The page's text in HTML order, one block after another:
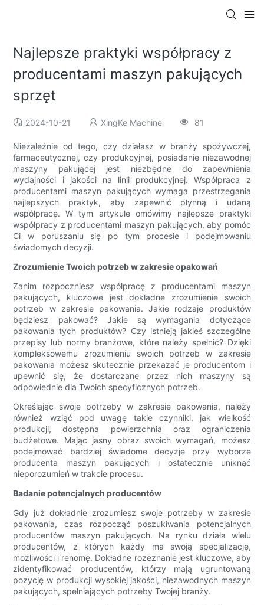
Najlepsze praktyki współpracy z
producentami maszyn pakujących
sprzęt
2024-10-21 XingKe Machine 81
Niezależnie od tego, czy działasz w branży spożywczej,
farmaceutycznej, czy produkcyjnej, posiadanie niezawodnej
maszyny pakującej jest niezbędne do zapewnienia
wydajności i jakości na linii produkcyjnej. Współpraca z
producentami maszyn pakujących wymaga przestrzegania
najlepszych praktyk, aby zapewnić płynną i udaną
współpracę. W tym artykule omówimy najlepsze praktyki
współpracy z producentami maszyn pakujących, aby pomóc
Ci w poruszaniu się po tym procesie i podejmowaniu
świadomych decyzji.
Zrozumienie Twoich potrzeb w zakresie opakowań
Zanim rozpoczniesz współpracę z producentami maszyn
pakujących, kluczowe jest dokładne zrozumienie swoich
potrzeb w zakresie pakowania. Jakie rodzaje produktów
będziesz pakować? Jakie są wymagania dotyczące
pakowania tych produktów? Czy istnieją jakieś szczególne
przepisy lub normy branżowe, które należy spełnić? Dzięki
kompleksowemu zrozumieniu swoich potrzeb w zakresie
pakowania możesz skutecznie przekazać je producentom i
upewnić się, że dostarczane przez nich maszyny są
odpowiednie dla Twoich specyficznych potrzeb.
Określając swoje potrzeby w zakresie pakowania, należy
również wziąć pod uwagę takie czynniki, jak wielkość
produkcji, dostępna powierzchnia oraz ograniczenia
budżetowe. Mając jasny obraz swoich wymagań, możesz
podejmować bardziej świadome decyzje przy wyborze
producenta maszyn pakujących i ostatecznie uniknąć
nieporozumień w trakcie procesu.
Badanie potencjalnych producentów
Gdy już dokładnie zrozumiesz swoje potrzeby w zakresie
pakowania, czas rozpocząć poszukiwania potencjalnych
producentów maszyn pakujących. Na rynku działa wielu
producentów, z których każdy ma swoją specjalizację,
możliwości i renomę. Dokładne rozeznanie jest kluczowe, aby
zidentyfikować producentów, którzy mają ugruntowaną
pozycję w produkcji wysokiej jakości, niezawodnych maszyn
pakujących, spełniających potrzeby Twojej branży.